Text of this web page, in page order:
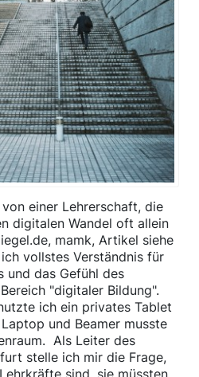
einer Lehrerschaft, die
digitalen Wandel oft allein
mamk, Artikel siehe
vollstes Verständnis für
und das Gefühl des
"digitaler Bildung".
ich ein privates Tablet
und Beamer musste
Als Leiter des
stelle ich mir die Frage,